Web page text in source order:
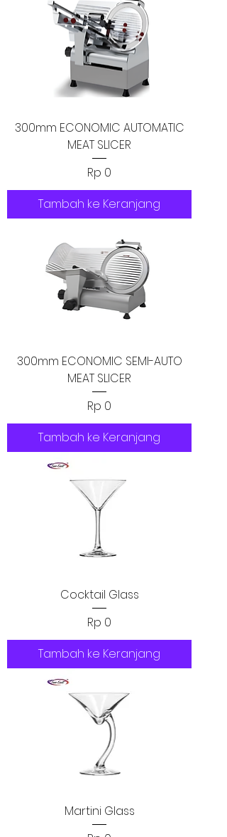
300mm ECONOMIC AUTOMATIC
MEAT SLICER
Harga
Rp 0
Tambah ke Keranjang
300mm ECONOMIC SEMI-AUTO
MEAT SLICER
Harga
Rp 0
Tambah ke Keranjang
Cocktail Glass
Harga
Rp 0
Tambah ke Keranjang
Martini Glass